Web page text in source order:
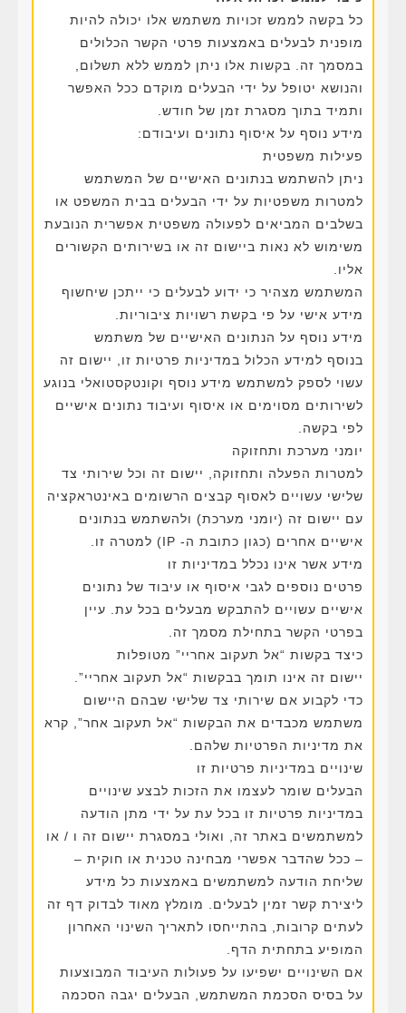
כל בקשה לממש זכויות משתמש אלו יכולה להיות
מופנית לבעלים באמצעות פרטי הקשר הכלולים
במסמך זה. בקשות אלו ניתן לממש ללא תשלום,
והנושא יטופל על ידי הבעלים מוקדם ככל האפשר
ותמיד בתוך מסגרת זמן של חודש.
מידע נוסף על איסוף נתונים ועיבודם:
פעילות משפטית
ניתן להשתמש בנתונים האישיים של המשתמש
למטרות משפטיות על ידי הבעלים בבית המשפט או
בשלבים המביאים לפעולה משפטית אפשרית הנובעת
משימוש לא נאות ביישום זה או בשירותים הקשורים
אליו.
המשתמש מצהיר כי ידוע לבעלים כי ייתכן שיחשוף
מידע אישי על פי בקשת רשויות ציבוריות.
מידע נוסף על הנתונים האישיים של משתמש
בנוסף למידע הכלול במדיניות פרטיות זו, יישום זה
עשוי לספק למשתמש מידע נוסף וקונטקסטואלי בנוגע
לשירותים מסוימים או איסוף ועיבוד נתונים אישיים
לפי בקשה.
יומני מערכת ותחזוקה
למטרות הפעלה ותחזוקה, יישום זה וכל שירותי צד
שלישי עשויים לאסוף קבצים הרשומים באינטראקציה
עם יישום זה (יומני מערכת) ולהשתמש בנתונים
אישיים אחרים (כגון כתובת ה- IP) למטרה זו.
מידע אשר אינו נכלל במדיניות זו
פרטים נוספים לגבי איסוף או עיבוד של נתונים
אישיים עשויים להתבקש מבעלים בכל עת. עיין
בפרטי הקשר בתחילת מסמך זה.
כיצד בקשות “אל תעקוב אחריי” מטופלות
יישום זה אינו תומך בבקשות “אל תעקוב אחריי”.
כדי לקבוע אם שירותי צד שלישי שבהם היישום
משתמש מכבדים את הבקשות “אל תעקוב אחר”, קרא
את מדיניות הפרטיות שלהם.
שינויים במדיניות פרטיות זו
הבעלים שומר לעצמו את הזכות לבצע שינויים
במדיניות פרטיות זו בכל עת על ידי מתן הודעה
למשתמשים באתר זה, ואולי במסגרת יישום זה ו / או
– ככל שהדבר אפשרי מבחינה טכנית או חוקית –
שליחת הודעה למשתמשים באמצעות כל מידע
ליצירת קשר זמין לבעלים. מומלץ מאוד לבדוק דף זה
לעתים קרובות, בהתייחסו לתאריך השינוי האחרון
המופיע בתחתית הדף.
אם השינויים ישפיעו על פעולות העיבוד המבוצעות
על בסיס הסכמת המשתמש, הבעלים יגבה הסכמה